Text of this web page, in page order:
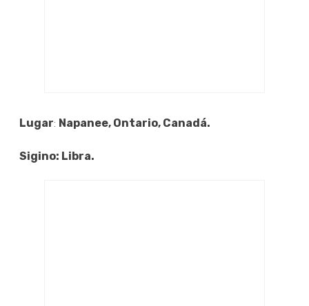
Lugar: Napanee, Ontario, Canadá.
Sigino: Libra.